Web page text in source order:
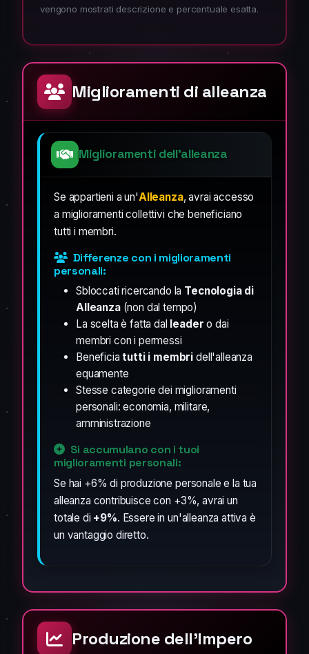
vengono mostrati descrizione e percentuale esatta.
Miglioramenti di alleanza
Miglioramenti dell'alleanza
Se appartieni a un'Alleanza, avrai accesso
a miglioramenti collettivi che beneficiano
tutti i membri.
Differenze con i miglioramenti
personali:
Sbloccati ricercando la Tecnologia di
Alleanza(non dal tempo)
La scelta è fatta dal leader o dai
membri con i permessi
Beneficiatutti i membri dell'alleanza
equamente
Stesse categorie dei miglioramenti
personali: economia, militare,
amministrazione
Si accumulano con i tuoi
miglioramenti personali:
Se hai +6% di produzione personale e la tua
alleanza contribuisce con +3%, avrai un
totale di +9%. Essere in un'alleanza attiva è
un vantaggio diretto.
Produzione dell'Impero